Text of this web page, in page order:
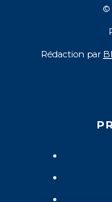
©
Rédaction par